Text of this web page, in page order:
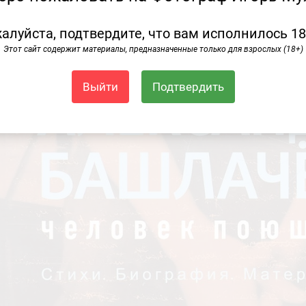
подтвердите, что вам исполнилось
Этот сайт содержит материалы, предназначенные только для взрослых (18+)
Выйти Подтвердить